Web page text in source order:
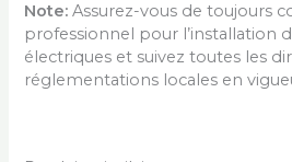
Note: Assurez-vous de toujours
professionnel pour l’installation
électriques et suivez toutes les
réglementations locales en